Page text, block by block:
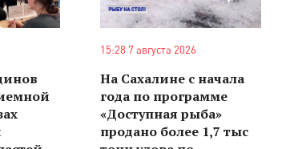
15:28 7 августа 2026
На Сахалине с начала
года по программе
«Доступная рыба»
продано более 1,7 тыс